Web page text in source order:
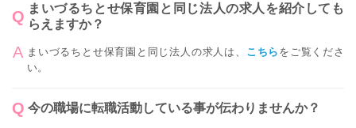
まいづるちとせ保育園と同じ法人の求人を紹介しても
らえますか？
まいづるちとせ保育園と同じ法人の求人は、 こちら をご覧くださ
い。
今の職場に転職活動している事が伝わりませんか？